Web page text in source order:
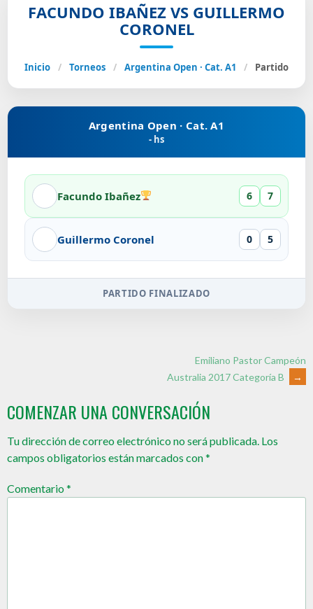
FACUNDO IBAÑEZ VS GUILLERMO
CORONEL
Inicio / Torneos / Argentina Open · Cat. A1 / Partido
Argentina Open · Cat. A1
- hs
Facundo Ibañez 6 7
Guillermo Coronel 0 5
PARTIDO FINALIZADO
Emiliano Pastor Campeón
Australia 2017 Categoría B
→
COMENZAR UNA CONVERSACIÓN
Tu dirección de correo electrónico no será publicada. Los
campos obligatorios están marcados con*
Comentario*